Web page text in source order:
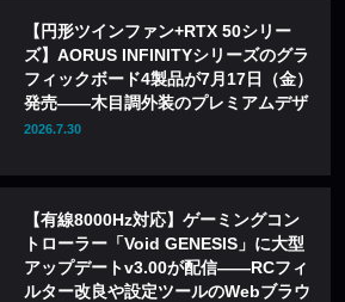
【円形ツインファン+RTX 50シリー
ズ】AORUS INFINITYシリーズのグラ
フィックボード4製品が7月17日（金）
発売——木目調外装のプレミアムデザ
インを採用
2026.7.30
【有線8000Hz対応】ゲーミングコン
トローラー「Void GENESIS」に大型
アップデートv3.00が配信——RCフィ
ルター改良や設定ツールのWebブラウ